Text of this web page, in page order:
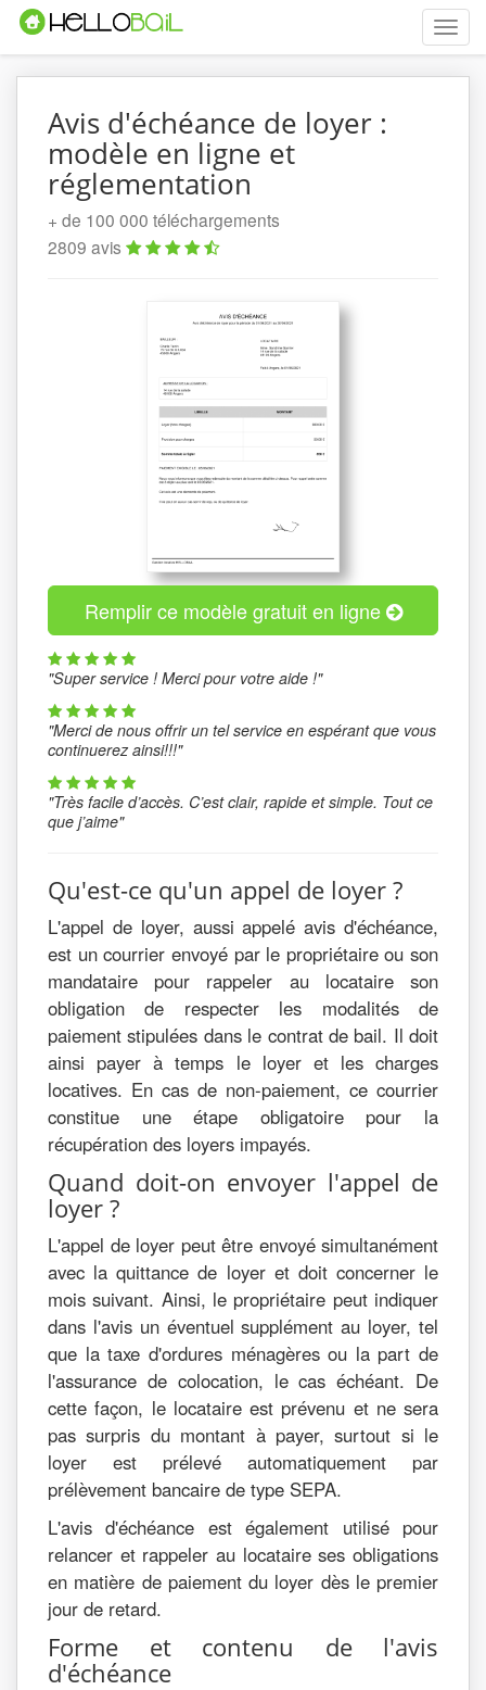
Toggle
Avis d'échéance de loyer :
modèle en ligne et
réglementation
+ de 100 000 téléchargements
2809 avis
Remplir ce modèle gratuit en ligne
"Super service ! Merci pour votre aide !"
"Merci de nous offrir un tel service en espérant que vous
continuerez ainsi!!!"
"Très facile d’accès. C’est clair, rapide et simple. Tout ce
que j’aime"
Qu'est-ce qu'un appel de loyer ?
L'appel de loyer, aussi appelé avis d'échéance,
est un courrier envoyé par le propriétaire ou son
mandataire pour rappeler au locataire son
obligation de respecter les modalités de
paiement stipulées dans le contrat de bail. Il doit
ainsi payer à temps le loyer et les charges
locatives. En cas de non-paiement, ce courrier
constitue une étape obligatoire pour la
récupération des loyers impayés.
Quand doit-on envoyer l'appel de
loyer ?
L'appel de loyer peut être envoyé simultanément
avec la quittance de loyer et doit concerner le
mois suivant. Ainsi, le propriétaire peut indiquer
dans l'avis un éventuel supplément au loyer, tel
que la taxe d'ordures ménagères ou la part de
l'assurance de colocation, le cas échéant. De
cette façon, le locataire est prévenu et ne sera
pas surpris du montant à payer, surtout si le
loyer est prélevé automatiquement par
prélèvement bancaire de type SEPA.
L'avis d'échéance est également utilisé pour
relancer et rappeler au locataire ses obligations
en matière de paiement du loyer dès le premier
jour de retard.
Forme et contenu de l'avis
d'échéance